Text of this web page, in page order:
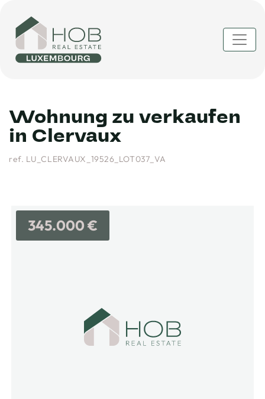
Wohnung zu verkaufen
in Clervaux
ref. LU_CLERVAUX_19526_LOT037_VA
345.000 €